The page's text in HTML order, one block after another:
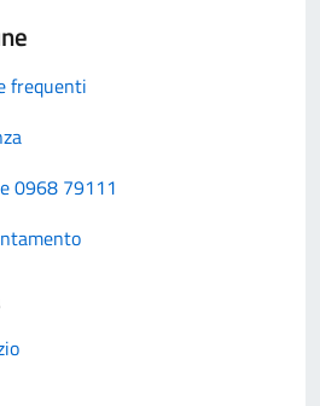
frequenti
0968 79111